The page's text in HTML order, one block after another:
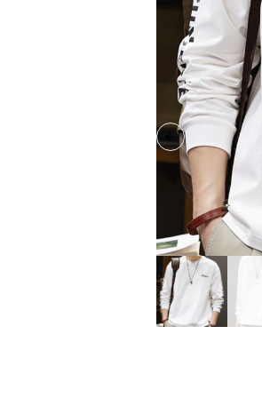
Previous slide